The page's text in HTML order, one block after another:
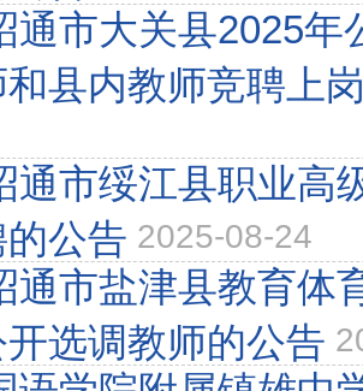
通市大关县2025年
县内教师竞聘上
通市绥江县职业高
公告 2025-08-24
通市盐津县教育体
选调教师的公告